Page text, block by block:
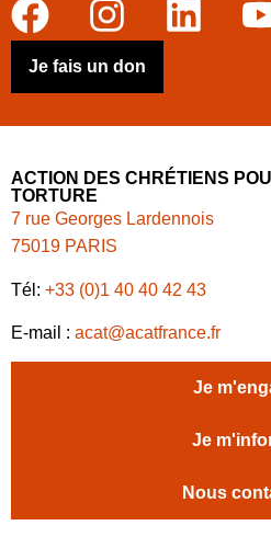
Je fais un don
ACTION DES CHRÉTIENS
TORTURE
7 rue Georges Lardennois
75019 PARIS
Tél: +33 (0)1 40 40 42 43
E-mail : acat@acatfrance.fr
Je
Je
Nous